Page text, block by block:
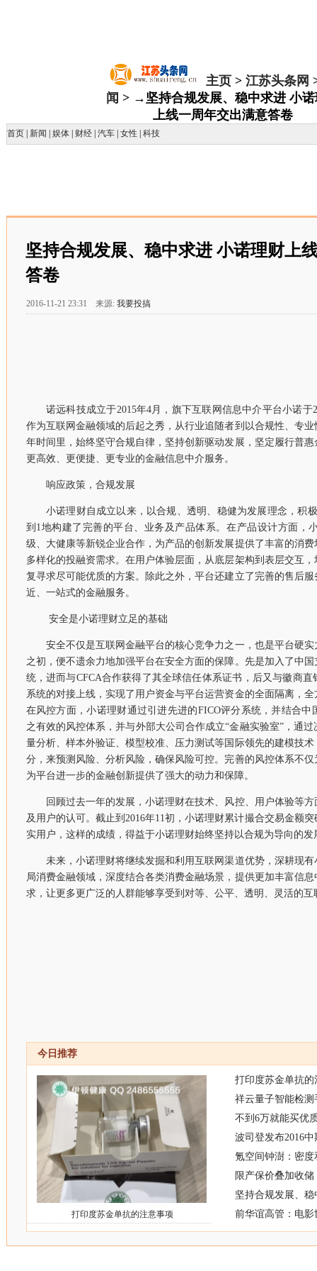
主页> 江苏头条网
闻 > →坚持合规发展、稳中求进 小诺
上线一周年交出满意答卷
首页 新闻 娱体 财经 汽车 女性 科技
坚持合规发展、稳中求进 小诺理财上
答卷
2016-11-21 23:31 来源: 我要投搞
诺远科技成立于2015年4月，旗下互联网信息中介平台小诺于
作为互联网金融领域的后起之秀，从行业追随者到以合规性、专
年时间里，始终坚守合规自律，坚持创新驱动发展，坚定履行普
更高效、更便捷、更专业的金融信息中介服务。
响应政策，合规发展
小诺理财自成立以来，以合规、透明、稳健为发展理念，积
到1地构建了完善的平台、业务及产品体系。在产品设计方面，
级、大健康等新锐企业合作，为产品的创新发展提供了丰富的消
多样化的投融资需求。在用户体验层面，从底层架构到表层交互
复寻求尽可能优质的方案。除此之外，平台还建立了完善的售后
近、一站式的金融服务。
安全是小诺理财立足的基础
安全不仅是互联网金融平台的核心竞争力之一，也是平台硬实
之初，便不遗余力地加强平台在安全方面的保障。先是加入了中
统，进而与CFCA合作获得了其全球信任体系证书，后又与徽商
系统的对接上线，实现了用户资金与平台运营资金的全面隔离，
在风控方面，小诺理财通过引进先进的FICO评分系统，并结合
之有效的风控体系，并与外部大公司合作成立“金融实验室”，通
量分析、样本外验证、模型校准、压力测试等国际领先的建模技
分，来预测风险、分析风险，确保风险可控。完善的风控体系不
为平台进一步的金融创新提供了强大的动力和保障。
回顾过去一年的发展，小诺理财在技术、风控、用户体验等方
及用户的认可。截止到2016年11初，小诺理财累计撮合交易金额
实用户，这样的成绩，得益于小诺理财始终坚持以合规为导向的发
未来，小诺理财将继续发掘和利用互联网渠道优势，深耕现有
局消费金融领域，深度结合各类消费金融场景，提供更加丰富信
求，让更多更广泛的人群能够享受到对等、公平、透明、灵活的
今日推荐
打印度苏金单抗的注意事项
打印度苏金单抗的
祥云量子智能检
不到6万就能买优
波司登发布2016
氪空间钟澍：密
限产保价叠加收
坚持合规发展、
前华谊高管：电